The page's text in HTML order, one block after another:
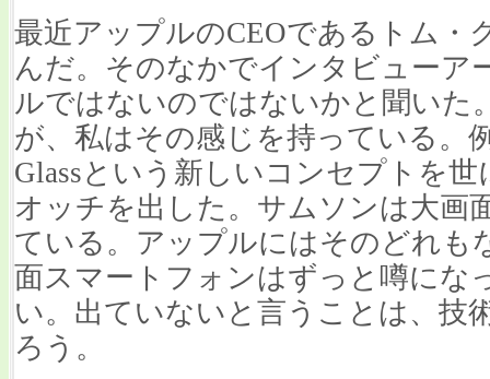
最近アップルのCEOであるトム・
んだ。そのなかでインタビューア
ルではないのではないかと聞いた
が、私はその感じを持っている。
Glassという新しいコンセプトを世
オッチを出した。サムソンは大画
ている。アップルにはそのどれも
面スマートフォンはずっと噂にな
い。出ていないと言うことは、技
ろう。